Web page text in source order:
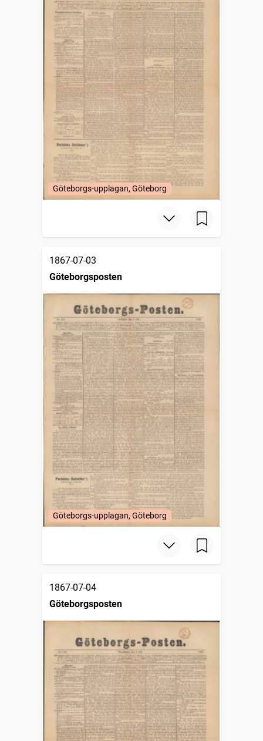
Göteborgs-upplagan, Göteborg
1867-07-03
Göteborgsposten
Göteborgs-upplagan, Göteborg
1867-07-04
Göteborgsposten